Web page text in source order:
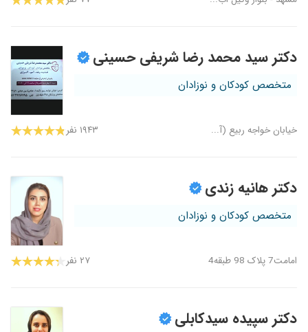
دکتر سید محمد رضا شریفی حسینی
متخصص کودکان و نوزادان
خیابان خواجه ربیع (آ... ۱۹۴۳ نفر
دکتر هانیه زندی
متخصص کودکان و نوزادان
امامت7 پلاک 98 طبقه4 ۲۷ نفر
دکتر سپیده سیدکابلی